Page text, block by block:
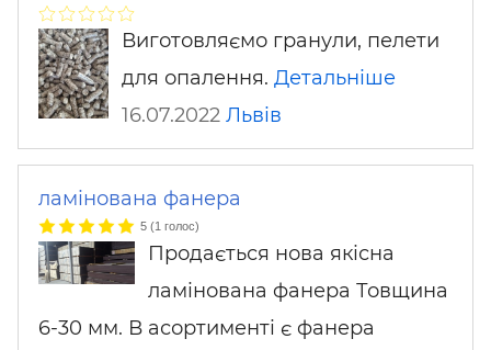
Виготовляємо гранули, пелети
для опалення. Детальніше
16.07.2022 Львів
ламінована фанера
5 (1 голос)
Продається нова якісна
ламінована фанера Товщина
6-30 мм. В асортименті є фанера